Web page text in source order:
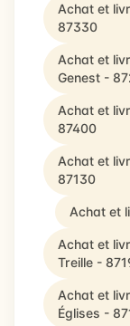
Achat et
87330
Achat et
Genest -
Achat et
87400
Achat et
87130
Achat et
Achat et
Treille -
Achat et
Églises -